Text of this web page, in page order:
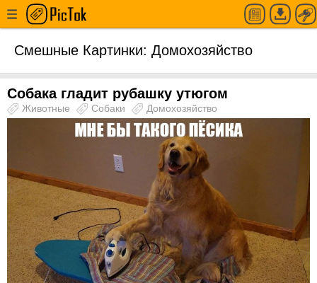
Смешные Картинки: Домохозяйство
Собака гладит рубашку утюгом
Животные Собаки Домохозяйство